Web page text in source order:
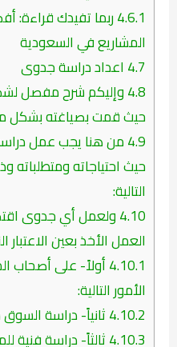
4.6.1
المشاريع في السعودية
4.7 اعداد دراسة جدوى
4.8وإليكم شرح مفصل
حيث قمت بصياغته بشكل
4.9من هنا يجب عمل
حيث احتياجاته ومتطلباته
التالية:
4.10ولعمل أي جدوى
العمل الأخذ بعين الاعتبار
4.10.1أولاً- على أصحاب
الأمور التالية:
4.10.2ثانياً- دراسة
4.10.3ثالثاً- دراسة فنية